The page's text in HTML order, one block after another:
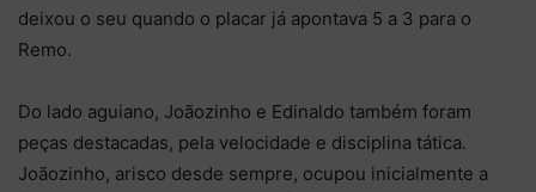
deixou o seu quando o placar já apontava 5 a 3 para o
Remo.
Do lado aguiano, Joãozinho e Edinaldo também foram
peças destacadas, pela velocidade e disciplina tática.
Joãozinho, arisco desde sempre, ocupou inicialmente a